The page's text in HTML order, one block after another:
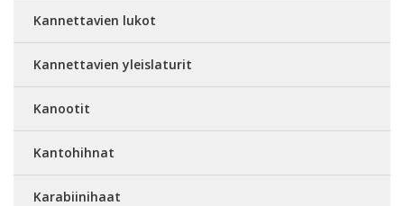
Kannettavien lukot
Kannettavien yleislaturit
Kanootit
Kantohihnat
Karabiinihaat